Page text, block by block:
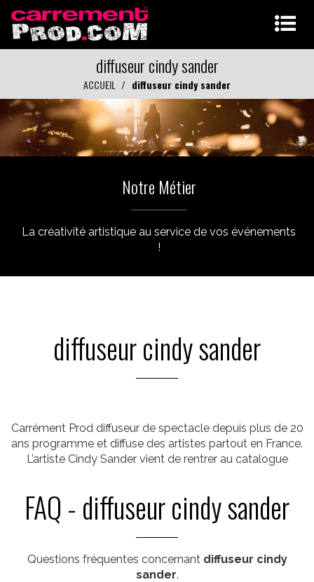
diffuseur cindy sander
ACCUEIL diffuseur cindy sander
Notre Métier
La créativité artistique au service de vos événements
!
diffuseur cindy sander
Carrément Prod diffuseur de spectacle depuis plus de 20
ans programme et diffuse des artistes partout en France.
L’artiste Cindy Sander vient de rentrer au catalogue
FAQ - diffuseur cindy sander
Questions fréquentes concernant diffuseur cindy
sander.